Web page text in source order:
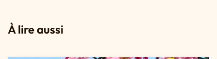
À lire aussi